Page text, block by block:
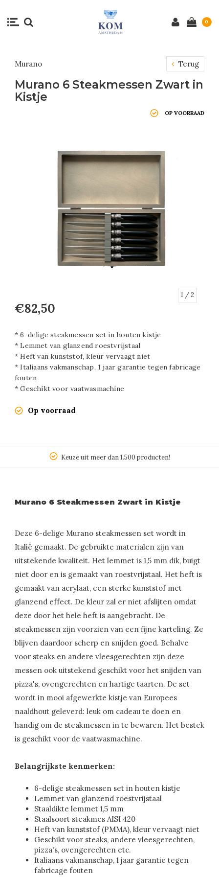
0
Murano Terug
Murano 6 Steakmessen Zwart in
Kistje
OP VOORRAAD
1 / 2
€82,50
* 6-delige steakmessen set in houten kistje
* Lemmet van glanzend roestvrijstaal
* Heft van kunststof, kleur vervaagt niet
* Italiaans vakmanschap, 1 jaar garantie tegen fabricage
fouten
* Geschikt voor vaatwasmachine
Op voorraad
Keuze uit meer dan 1.500 producten!
Murano 6 Steakmessen Zwart in Kistje
Deze 6-delige Murano steakmessen set wordt in
Italië gemaakt. De gebruikte materialen zijn van
uitstekende kwaliteit. Het lemmet is 1,5 mm dik, buigt
niet door en is gemaakt van roestvrijstaal. Het heft is
gemaakt van acrylaat, een sterke kunststof met
glanzend effect. De kleur zal er niet afslijten omdat
deze door het hele heft is aangebracht. De
steakmessen zijn voorzien van een fijne karteling. Ze
blijven daardoor scherp en snijden goed. Behalve
voor steaks en andere vleesgerechten zijn deze
messen ook uitstekend geschikt voor het snijden van
pizza's, ovengerechten en hartige taarten. De set
wordt in mooi afgewerkte kistje van Europees
naaldhout geleverd: leuk om cadeau te doen en
handig om de steakmessen in te bewaren. Het bestek
is geschikt voor de vaatwasmachine.
Belangrijkste kenmerken:
6-delige steakmessen set in houten kistje
Lemmet van glanzend roestvrijstaal
Staaldikte lemmet 1,5 mm
Staalsoort steakmes AISI 420
Heft van kunststof (PMMA), kleur vervaagt niet
Geschikt voor steaks, andere vleesgerechten,
pizza's, ovengerechten etc.
Italiaans vakmanschap, 1 jaar garantie tegen
fabricage fouten